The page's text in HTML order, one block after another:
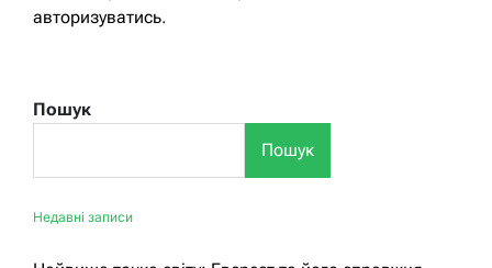
авторизуватись.
Пошук
Пошук
Недавні записи